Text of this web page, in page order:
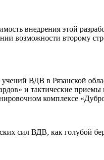
внедрения этой
возможности второму
ВДВ в Рязанской
и тактические
комплексе
сил ВДВ, как голубой